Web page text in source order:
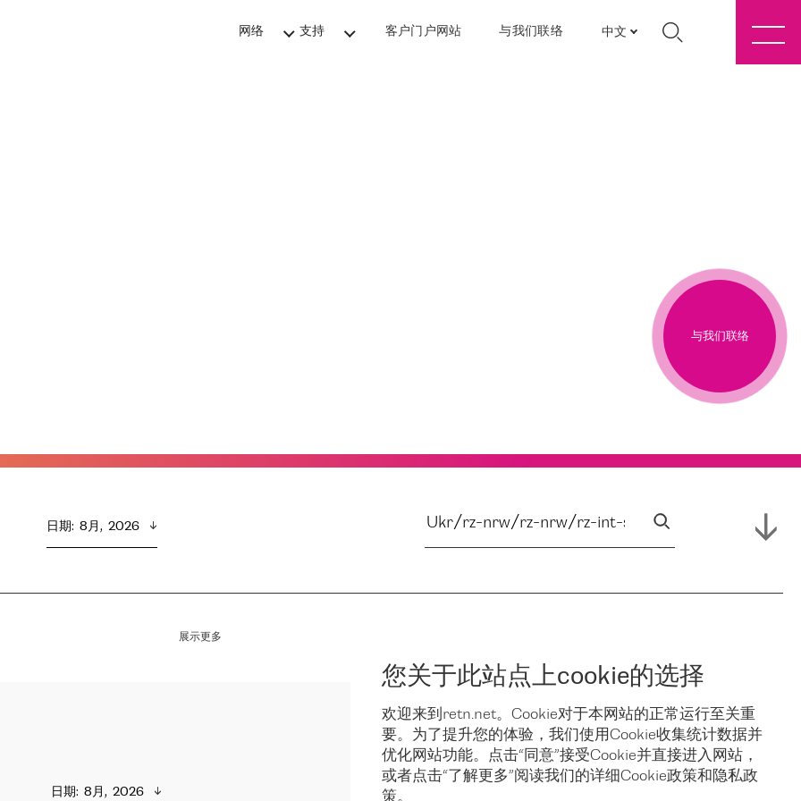
网络 支持 客户门户网站 与我们联络 中文
您关于此站点上cookie的选择
欢迎来到retn.net。Cookie对于本网站的正常运行至关重
要。为了提升您的体验，我们使用Cookie收集统计数据并
优化网站功能。点击“同意”接受Cookie并直接进入网站，
或者点击“了解更多”阅读我们的详细Cookie政策和隐私政
策。
与我们联络
日期: 8月,  2026
展示更多
日期: 8月,  2026